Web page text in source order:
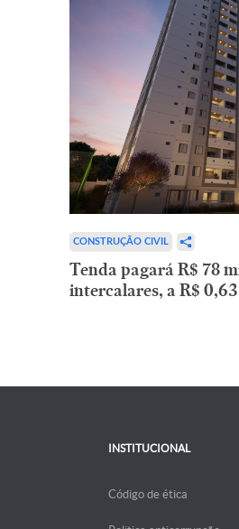
CONSTRUÇÃO CIVIL
Tenda pagará R$ 78
intercalares, a R$
INSTITUCIONAL
Código de ética